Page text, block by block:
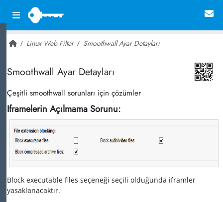
Linux Web Filter Smoothwall Ayar Detayları
Smoothwall Ayar Detayları
Çeşitli smoothwall sorunları için çözümler
Iframelerin Açılmama Sorunu:
Block executable files seçeneği seçili olduğunda iframler
yasaklanacaktır.